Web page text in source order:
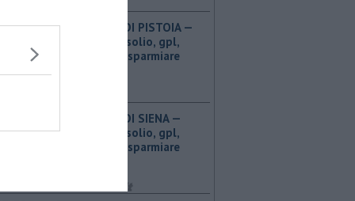
PROVINCIA DI PISTOIA — ​
Benzina, gasolio, gpl,
ecco dove risparmiare
PROVINCIA DI SIENA — ​
Benzina, gasolio, gpl,
ecco dove risparmiare